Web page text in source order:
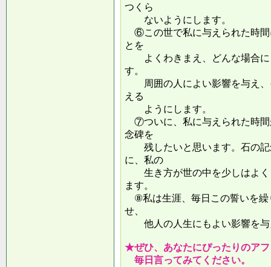
つくら
ないようにします。
⑥この世で私に与えられた時間
とを
よくわきまえ、どんな場合に
す。
周囲の人によい影響を与え、
える
ようにします。
⑦ついに、私に与えられた時間
念碑を
残したいと思います。石の記
に、私の
生き方が世の中を少しはよく
ます。
⑧私は生涯、毎日この誓いを繰
せ、
他人の人生にもよい影響
★ぜひ、あなたにぴったりのア
毎日言ってみてください。